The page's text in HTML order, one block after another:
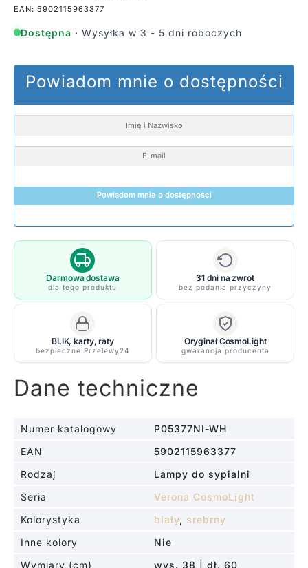
EAN: 5902115963377
Dostępna · Wysyłka w 3 - 5 dni roboczych
Powiadom mnie o dostępności
Powiadom mnie o dostępności
Darmowa dostawa
dla tego produktu
31 dni na zwrot
bez podania przyczyny
BLIK, karty, raty
bezpieczne Przelewy24
Oryginał CosmoLight
gwarancja producenta
Dane techniczne
Numer katalogowy
P05377NI-WH
EAN
5902115963377
Rodzaj
Lampy do sypialni
Seria
Verona CosmoLight
Kolorystyka
biały, srebrny
Inne kolory
Nie
Wymiary (cm)
wys. 38 | dł. 60